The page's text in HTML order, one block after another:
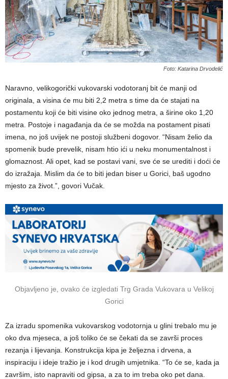
Foto: Katarina Drvodelić
Naravno, velikogorički vukovarski vodotoranj bit će manji od
originala, a visina će mu biti 2,2 metra s time da će stajati na
postamentu koji će biti visine oko jednog metra, a širine oko 1,20
metra. Postoje i nagađanja da će se možda na postament pisati
imena, no još uvijek ne postoji službeni dogovor. “Nisam želio da
spomenik bude prevelik, nisam htio ići u neku monumentalnost i
glomaznost. Ali opet, kad se postavi vani, sve će se urediti i doći će
do izražaja. Mislim da će to biti jedan biser u Gorici, baš ugodno
mjesto za život.”, govori Vučak.
Objavljeno je, ovako će izgledati Trg Grada Vukovara u Velikoj
Gorici
Za izradu spomenika vukovarskog vodotornja u glini trebalo mu je
oko dva mjeseca, a još toliko će se čekati da se završi proces
rezanja i lijevanja. Konstrukcija kipa je željezna i drvena, a
inspiraciju i ideje tražio je i kod drugih umjetnika. “To će se, kada ja
završim, isto napraviti od gipsa, a za to im treba oko pet dana.